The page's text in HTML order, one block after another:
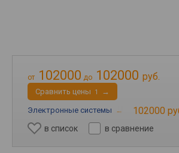
от 102000 до 102000 руб.
Cравнить цены 1 →
Электронные системы → 102000
в список в сравнение